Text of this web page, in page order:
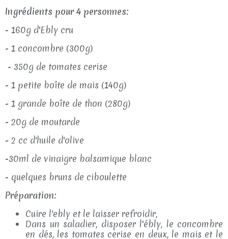
Ingrédients pour 4 personnes:
- 160g d'Ebly cru
- 1 concombre (300g)
- 350g de tomates cerise
- 1 petite boîte de mais (140g)
- 1 grande boîte de thon (280g)
- 20g de moutarde
- 2 cc d'huile d'olive
-30ml de vinaigre balsamique blanc
- quelques bruns de ciboulette
Préparation:
Cuire l'ebly et le laisser refroidir,
Dans un saladier, disposer l'ébly, le concombre
en dés, les tomates cerise en deux, le mais et le